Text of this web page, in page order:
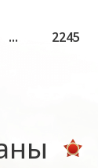
... 2245